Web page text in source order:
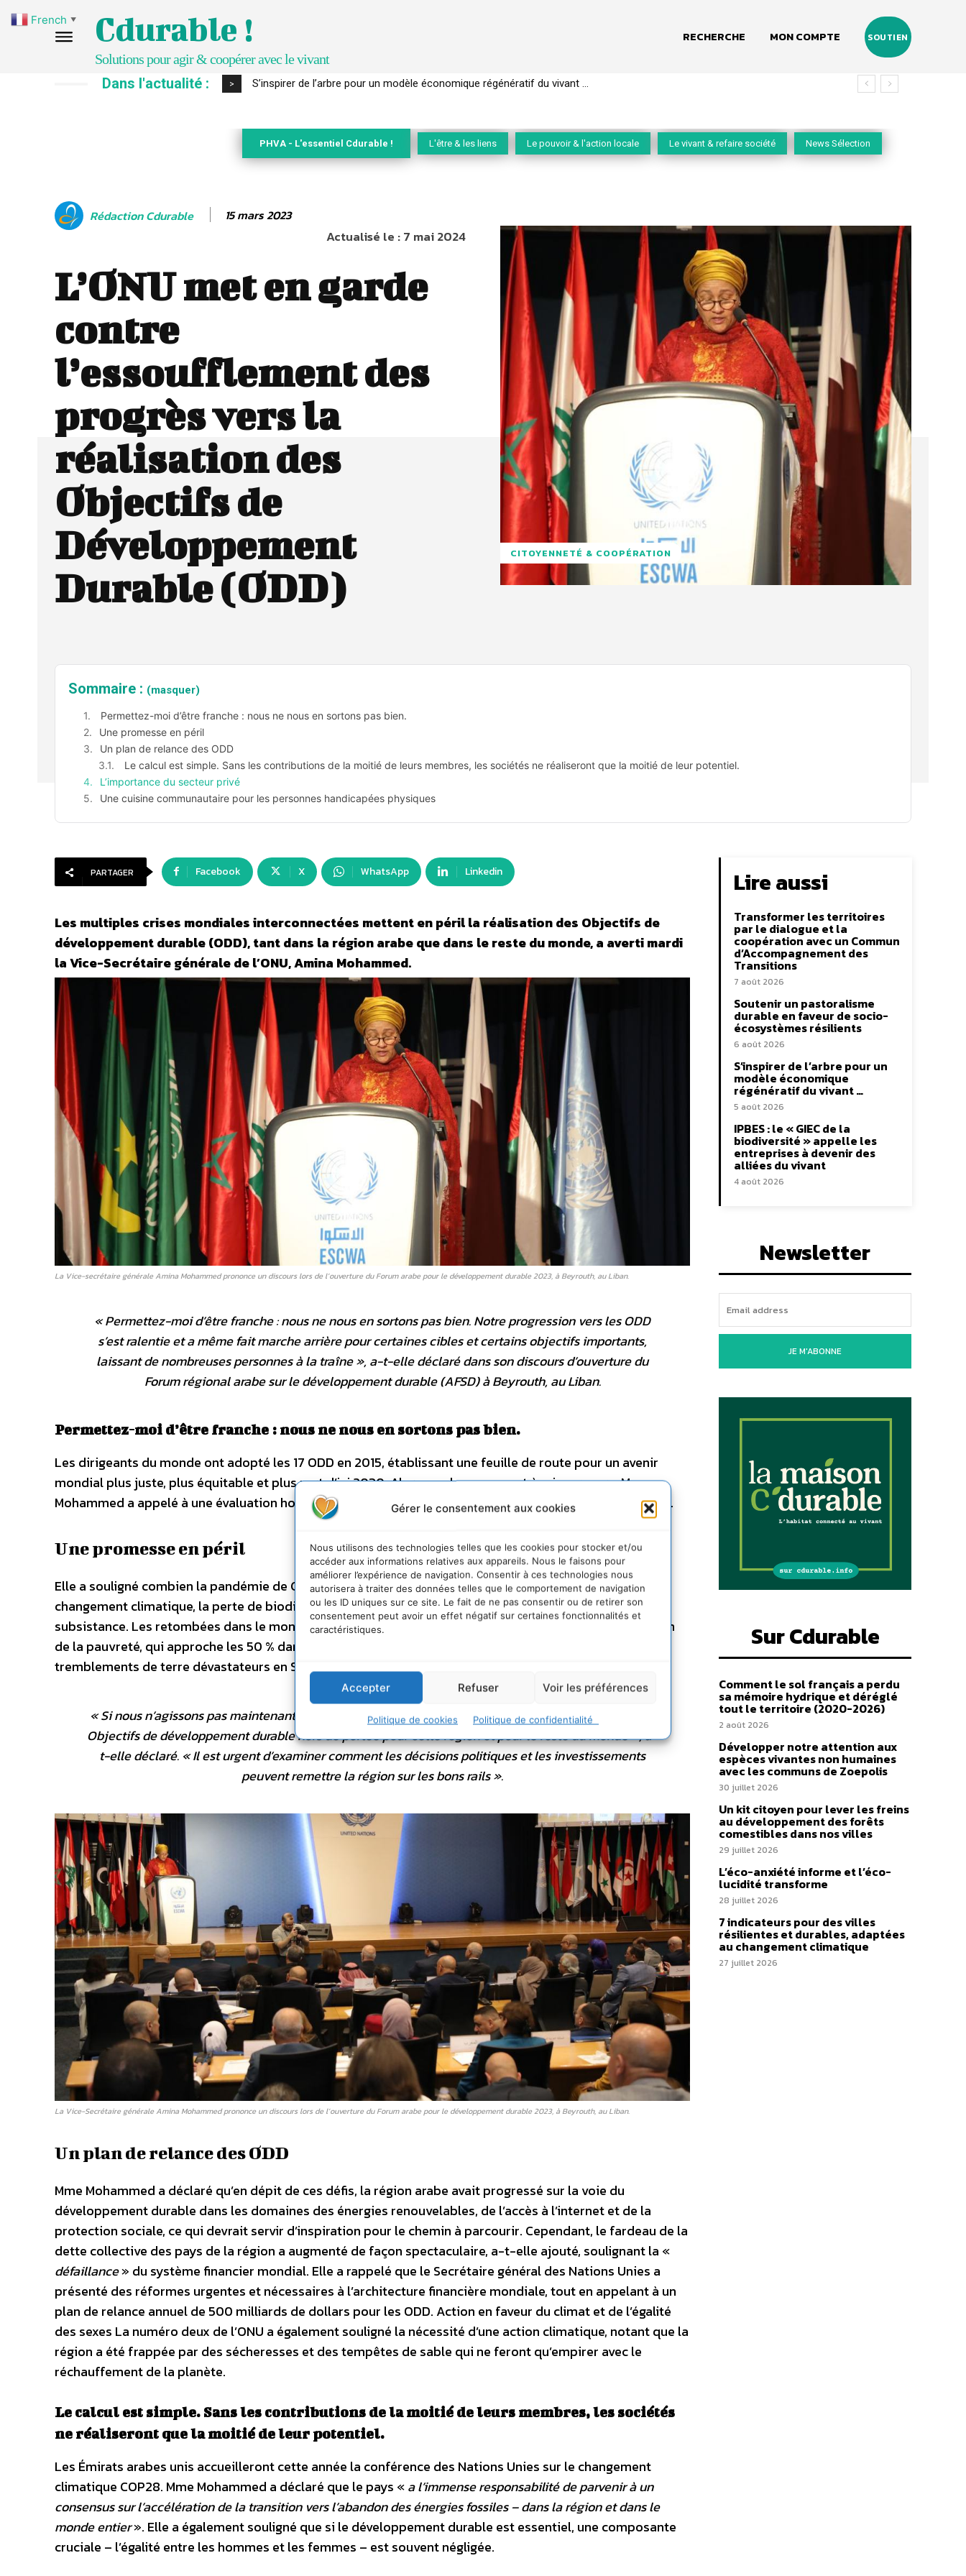
Gérer le consentement aux cookies
Nous utilisons des technologies telles que les cookies pour stocker et/ou
accéder aux informations relatives aux appareils. Nous le faisons pour
améliorer l’expérience de navigation. Consentir à ces technologies nous
autorisera à traiter des données telles que le comportement de navigation
ou les ID uniques sur ce site. Le fait de ne pas consentir ou de retirer son
consentement peut avoir un effet négatif sur certaines fonctionnalités et
caractéristiques.
Accepter Refuser Voir les préférences
Politique de cookies Politique de confidentialité
Cdurable !
Solutions pour agir & coopérer avec le vivant
RECHERCHE MON COMPTE SOUTIEN
Dans l'actualité : > S’inspirer de l’arbre pour un modèle économique régénératif du vivant …
IPBES : le « GIEC de la biodiversité » appelle les entreprises à devenir des alliées du vivant
PHVA - L'essentiel Cdurable ! L'être & les liens Le pouvoir & l'action locale Le vivant & refaire société News Sélection
Rédaction Cdurable 15 mars 2023
Actualisé le :7 mai 2024
L’ONU met en garde
contre
l’essoufflement des
progrès vers la
réalisation des
Objectifs de
Développement
Durable (ODD)
CITOYENNETÉ & COOPÉRATION
Sommaire : (masquer)
Permettez-moi d’être franche : nous ne nous en sortons pas bien.
Une promesse en péril
Un plan de relance des ODD
Le calcul est simple. Sans les contributions de la moitié de leurs membres, les sociétés ne réaliseront que la moitié de leur potentiel.
L’importance du secteur privé
Une cuisine communautaire pour les personnes handicapées physiques
PARTAGER Facebook X WhatsApp Linkedin
Les multiples crises mondiales interconnectées mettent en péril la réalisation des Objectifs de
développement durable (ODD), tant dans la région arabe que dans le reste du monde, a averti mardi
la Vice-Secrétaire générale de l’ONU, Amina Mohammed.
La Vice-secrétaire générale Amina Mohammed prononce un discours lors de l’ouverture du Forum arabe pour le développement durable 2023, à Beyrouth, au Liban.
«Permettez-moi d’être franche : nous ne nous en sortons pas bien. Notre progression vers les ODD
s’est ralentie et a même fait marche arrière pour certaines cibles et certains objectifs importants,
laissant de nombreuses personnes à la traîne», a-t-elle déclaré dans son discours d’ouverture du
Forum régional arabe sur le développement durable (AFSD)à Beyrouth, au Liban.
Permettez-moi d’être franche : nous ne nous en sortons pas bien.
Les dirigeants du monde ont adopté les 17 ODD en 2015, établissant une feuille de route pour un avenir
mondial plus juste, plus équitable et plus vert d’ici 2030. Alors que les pays sont à mi-parcours, Mme
Mohammed a appelé à une évaluation honnête afin de décider des corrections à apporter à la trajectoire.
Une promesse en péril
Elle a souligné combien la pandémie de Covid-19, la guerre en Ukraine et la «triple crise planétaire» – le
changement climatique, la perte de biodiversité et la pollution – ont affecté les vies et les moyens de
subsistance. Les retombées dans le monde arabe comprennent l’insécurité alimentaire et l’augmentation
de la pauvreté, qui approche les 50 % dans les pays les plus pauvres de la région. Les récents
tremblements de terre dévastateurs en Syrie et en Türkiye n’ont fait qu’ajouter à la souffrance.
«Si nous n’agissons pas maintenant, tous ces facteurs pourraient mettre la promesse d’atteindre les
Objectifs de développement durable hors de portée pour cette région et pour le reste du monde», a-
t-elle déclaré. «Il est urgent d’examiner comment les décisions politiques et les investissements
peuvent remettre la région sur les bons rails».
La Vice-Secrétaire générale Amina Mohammed prononce un discours lors de l’ouverture du Forum arabe pour le développement durable 2023, à Beyrouth, au Liban.
Un plan de relance des ODD
Mme Mohammed a déclaré qu’en dépit de ces défis, la région arabe avait progressé sur la voie du
développement durable dans les domaines des énergies renouvelables, de l’accès à l’internet et de la
protection sociale, ce qui devrait servir d’inspiration pour le chemin à parcourir. Cependant, le fardeau de la
dette collective des pays de la région a augmenté de façon spectaculaire, a-t-elle ajouté, soulignant la «
défaillance» du système financier mondial. Elle a rappelé que le Secrétaire général des Nations Unies a
présenté des réformes urgentes et nécessaires à l’architecture financière mondiale, tout en appelant à un
plan de relance annuel de 500 milliards de dollars pour les ODD. Action en faveur du climat et de l’égalité
des sexes La numéro deux de l’ONU a également souligné la nécessité d’une action climatique, notant que la
région a été frappée par des sécheresses et des tempêtes de sable qui ne feront qu’empirer avec le
réchauffement de la planète.
Le calcul est simple. Sans les contributions de la moitié de leurs membres, les sociétés
ne réaliseront que la moitié de leur potentiel.
Les Émirats arabes unis accueilleront cette année la conférence des Nations Unies sur le changement
climatique COP28. Mme Mohammed a déclaré que le pays «a l’immense responsabilité de parvenir à un
consensus sur l’accélération de la transition vers l’abandon des énergies fossiles – dans la région et dans le
monde entier». Elle a également souligné que si le développement durable est essentiel, une composante
cruciale – l’égalité entre les hommes et les femmes – est souvent négligée.
Lire aussi
Transformer les territoires
par le dialogue et la
coopération avec un Commun
d’Accompagnement des
Transitions
7 août 2026
Soutenir un pastoralisme
durable en faveur de socio-
écosystèmes résilients
6 août 2026
S’inspirer de l’arbre pour un
modèle économique
régénératif du vivant …
5 août 2026
IPBES : le « GIEC de la
biodiversité » appelle les
entreprises à devenir des
alliées du vivant
4 août 2026
Newsletter
JE M'ABONNE
Sur Cdurable
Comment le sol français a perdu
sa mémoire hydrique et déréglé
tout le territoire (2020-2026)
2 août 2026
Développer notre attention aux
espèces vivantes non humaines
avec les communs de Zoepolis
30 juillet 2026
Un kit citoyen pour lever les freins
au développement des forêts
comestibles dans nos villes
29 juillet 2026
L’éco-anxiété informe et l’éco-
lucidité transforme
28 juillet 2026
7 indicateurs pour des villes
résilientes et durables, adaptées
au changement climatique
27 juillet 2026
French ▼